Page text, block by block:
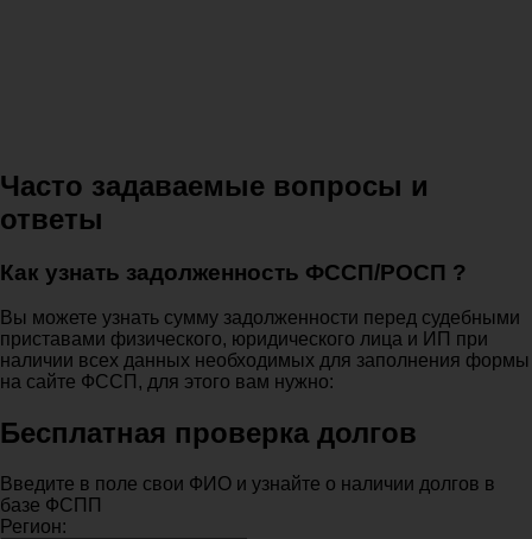
Часто задаваемые вопросы и
ответы
Как узнать задолженность ФССП/РОСП ?
Вы можете узнать сумму задолженности перед судебными
приставами физического, юридического лица и ИП при
наличии всех данных необходимых для заполнения формы
на сайте ФССП, для этого вам нужно:
Бесплатная проверка долгов
Введите в поле свои ФИО и узнайте о наличии долгов в
базе ФСПП
Регион: